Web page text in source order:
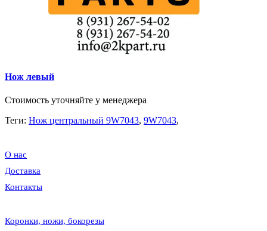
Нож левый
Стоимость уточняйте у менеджера
Теги: Нож центральный 9W7043, 9W7043,
О нас
Доставка
Контакты
Коронки, ножи, бокорезы